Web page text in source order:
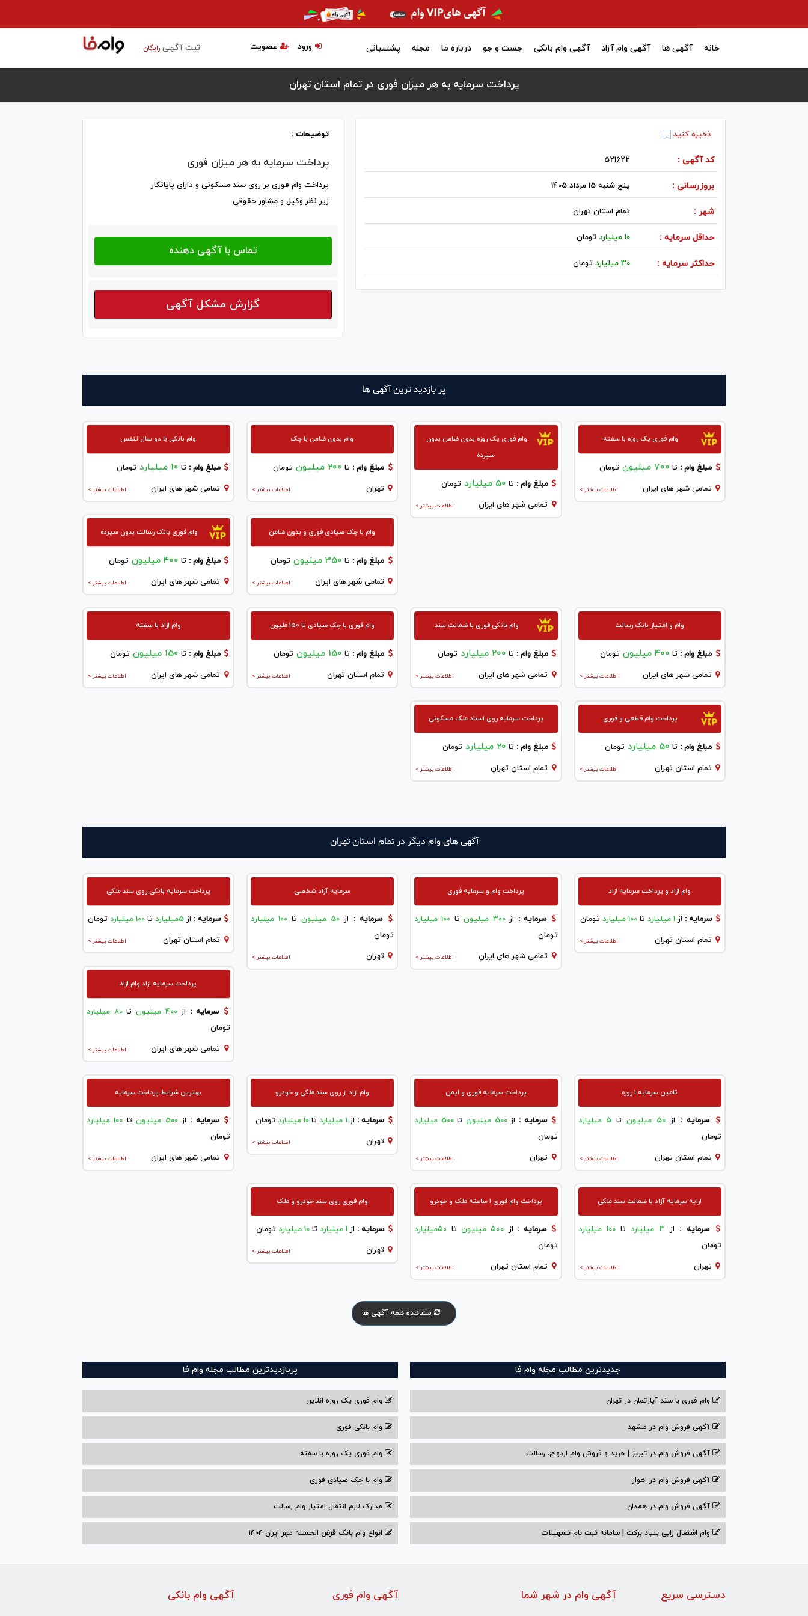
ثبت آگهیرایگان عضویت ورود خانه آگهی ها آگهی وام آزاد آگهی وام بانکی جست و جو درباره ما مجله پشتیبانی
پرداخت سرمایه به هر میزان فوری در تمام استان تهران
ذخیره کنید
کد آگهی : 521622
بروزرسانی : پنج شنبه 15 مرداد 1405
شهر : تمام استان تهران
حداقل سرمایه : 10 میلیارد تومان
حداکثر سرمایه : 30 میلیارد تومان
توضیحات :
پرداخت سرمایه به هر میزان فوری
پرداخت وام فوری بر روی سند مسکونی و دارای پایانکار
زیر نظر وکیل و مشاور حقوقی
گزارش مشکل آگهی
پر بازدید ترین آگهی ها
وام فوری یک روزه با سفته
مبلغ وام : تا 700 میلیون تومان
اطلاعات بیشتر > تمامی شهر های ایران
وام فوری یک روزه بدون ضامن بدون
سپرده
مبلغ وام :تا 50 میلیارد تومان
اطلاعات بیشتر > تمامی شهر های ایران
وام بدون ضامن با چک
مبلغ وام : تا 200 میلیون تومان
اطلاعات بیشتر > تهران
وام بانکی با دو سال تنفس
مبلغ وام :تا 10 میلیارد تومان
اطلاعات بیشتر > تمامی شهر های ایران
وام با چک صیادی فوری و بدون ضامن
مبلغ وام : تا 350 میلیون تومان
اطلاعات بیشتر > تمامی شهر های ایران
وام فوری بانک رسالت بدون سپرده
مبلغ وام :تا 400 میلیون تومان
اطلاعات بیشتر > تمامی شهر های ایران
وام و امتیاز بانک رسالت
مبلغ وام : تا 400 میلیون تومان
اطلاعات بیشتر > تمامی شهر های ایران
وام بانکی فوری با ضمانت سند
مبلغ وام :تا 200 میلیارد تومان
اطلاعات بیشتر > تمامی شهر های ایران
وام فوری با چک صیادی تا 150 ملیون
مبلغ وام : تا 150 میلیون تومان
اطلاعات بیشتر > تمام استان تهران
وام ازاد با سفته
مبلغ وام :تا 150 میلیون تومان
اطلاعات بیشتر > تمامی شهر های ایران
پرداخت وام قطعی و فوری
مبلغ وام : تا 50 میلیارد تومان
اطلاعات بیشتر > تمام استان تهران
پرداخت سرمایه روی اسناد ملک مسکونی
مبلغ وام :تا 20 میلیارد تومان
اطلاعات بیشتر > تمام استان تهران
آگهی های وام دیگر در تمام استان تهران
وام ازاد و پرداخت سرمایه ازاد
سرمایه : از 1 میلیارد تا 100 میلیارد تومان
اطلاعات بیشتر > تمام استان تهران
پرداخت وام و سرمایه فوری
سرمایه : از300 میلیون تا 100 میلیارد
تومان
اطلاعات بیشتر > تمامی شهر های ایران
سرمایه آزاد شخصی
سرمایه : از 50 میلیون تا100 میلیارد
تومان
اطلاعات بیشتر > تهران
پرداخت سرمایه بانکی روی سند ملکی
سرمایه : از5میلیارد تا100 میلیارد تومان
اطلاعات بیشتر > تمام استان تهران
پرداخت سرمایه ازاد وام ازاد
سرمایه : از400 میلیون تا80 میلیارد
تومان
اطلاعات بیشتر > تمامی شهر های ایران
تامین سرمایه ۱ روزه
سرمایه : از 50 میلیون تا 5 میلیارد
تومان
اطلاعات بیشتر > تمام استان تهران
پرداخت سرمایه فوری و ایمن
سرمایه : از500 میلیون تا500 میلیارد
تومان
اطلاعات بیشتر > تهران
وام ازاد از روی سند ملکی و خودرو
سرمایه : از ۱ میلیارد تا 10 میلیارد تومان
اطلاعات بیشتر > تهران
بهترین شرایط پرداخت سرمایه
سرمایه : از500 میلیون تا 100 میلیارد
تومان
اطلاعات بیشتر > تمامی شهر های ایران
ارایه سرمایه آزاد با ضمانت سند ملکی
سرمایه : از 3 میلیارد تا100 میلیارد
تومان
اطلاعات بیشتر > تهران
پرداخت وام فوری ۱ ساعته ملک و خودرو
سرمایه : از ۵۰۰ میلیون تا ۵۰میلیارد
تومان
اطلاعات بیشتر > تمام استان تهران
وام فوری روی سند خودرو و ملک
سرمایه : از 1 میلیارد تا 10 میلیارد تومان
اطلاعات بیشتر > تهران
مشاهده همه آگهی ها
جدیدترین مطالب مجله وام فا
وام فوری با سند آپارتمان در تهران
آگهی فروش وام در مشهد
آگهی فروش وام در تبریز | خرید و فروش وام ازدواج، رسالت
آگهی فروش وام در اهواز
آگهی فروش وام در همدان
وام اشتغال زایی بنیاد برکت | سامانه ثبت نام تسهیلات
پربازدیدترین مطالب مجله وام فا
وام فوری یک روزه انلاین
وام بانکی فوری
وام فوری یک روزه با سفته
وام با‌ چک صیادی‌ فوری
مدارک لازم انتقال امتیاز وام رسالت
انواع وام بانک قرض الحسنه مهر ایران ۱۴۰۴
آگهی وام بانکی آگهی وام فوری آگهی وام در شهر شما دسترسی سریع